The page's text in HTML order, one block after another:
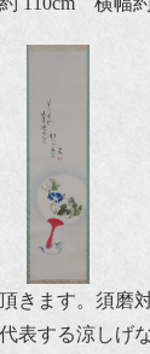
きます。須磨
表する涼しげ